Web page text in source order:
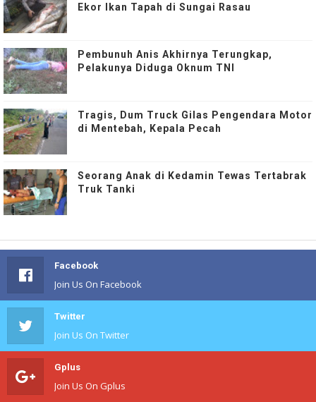
Ekor Ikan Tapah di Sungai Rasau
Pembunuh Anis Akhirnya Terungkap,
Pelakunya Diduga Oknum TNI
Tragis, Dum Truck Gilas Pengendara Motor
di Mentebah, Kepala Pecah
Seorang Anak di Kedamin Tewas Tertabrak
Truk Tanki
Facebook
Join Us On Facebook
Twitter
Join Us On Twitter
Gplus
Join Us On Gplus